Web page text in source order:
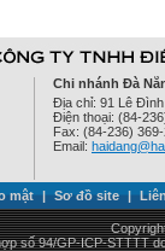
Chi nhánh Đà
Địa chỉ: 91 Lê
Điện thoại: (84-
Fax: (84-236)
Email:
mật | Sơ đồ site |
số 94/GP-ICP-STTTT